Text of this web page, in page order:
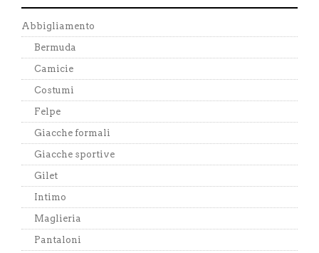
Abbigliamento
Bermuda
Camicie
Costumi
Felpe
Giacche formali
Giacche sportive
Gilet
Intimo
Maglieria
Pantaloni